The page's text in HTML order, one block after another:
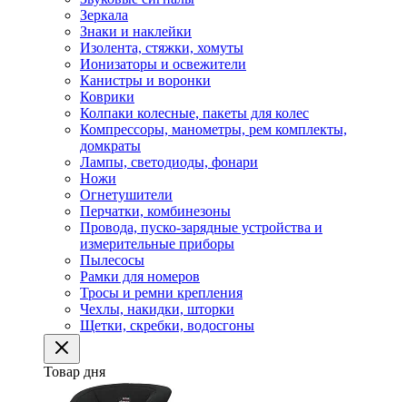
Зеркала
Знаки и наклейки
Изолента, стяжки, хомуты
Ионизаторы и освежители
Канистры и воронки
Коврики
Колпаки колесные, пакеты для колес
Компрессоры, манометры, рем комплекты,
домкраты
Лампы, светодиоды, фонари
Ножи
Огнетушители
Перчатки, комбинезоны
Провода, пуско-зарядные устройства и
измерительные приборы
Пылесосы
Рамки для номеров
Тросы и ремни крепления
Чехлы, накидки, шторки
Щетки, скребки, водосгоны
Товар дня